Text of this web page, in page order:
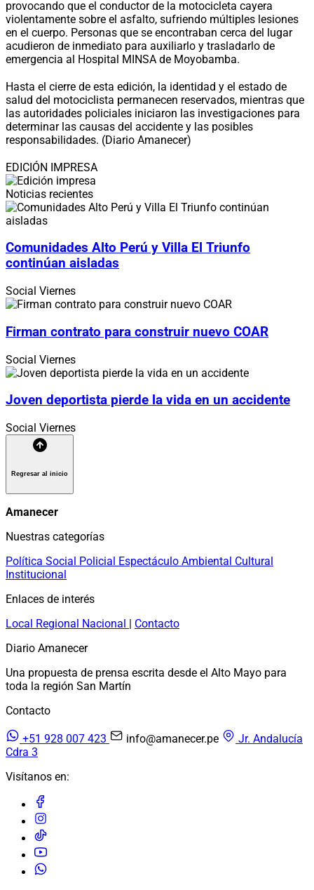
provocando que el conductor de la motocicleta cayera
violentamente sobre el asfalto, sufriendo múltiples lesiones
en el cuerpo. Personas que se encontraban cerca del lugar
acudieron de inmediato para auxiliarlo y trasladarlo de
emergencia al Hospital MINSA de Moyobamba.
Hasta el cierre de esta edición, la identidad y el estado de
salud del motociclista permanecen reservados, mientras que
las autoridades policiales iniciaron las investigaciones para
determinar las causas del accidente y las posibles
responsabilidades. (Diario Amanecer)
EDICIÓN IMPRESA
Noticias recientes
Comunidades Alto Perú y Villa El Triunfo
continúan aisladas
Social Viernes
Firman contrato para construir nuevo COAR
Social Viernes
Joven deportista pierde la vida en un accidente
Social Viernes
Regresar al inicio
Amanecer
Nuestras categorías
Política Social Policial Espectáculo Ambiental Cultural
Institucional
Enlaces de interés
Local Regional Nacional | Contacto
Diario Amanecer
Una propuesta de prensa escrita desde el Alto Mayo para
toda la región San Martín
Contacto
+51 928 007 423 info@amanecer.pe
Jr. Andalucía
Cdra 3
Visítanos en: